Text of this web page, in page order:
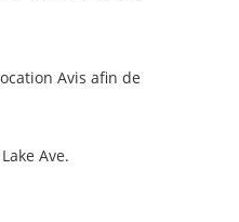
Avis afin de
Ave.